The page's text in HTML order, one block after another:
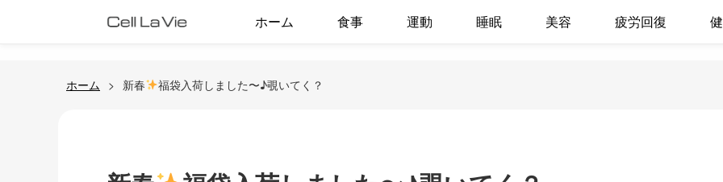
ホーム 食事 運動 睡眠 美容 疲労回復
ホーム 新春 福袋入荷しました〜♪覗いてく？